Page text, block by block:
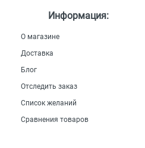
Информация:
О магазине
Доставка
Блог
Отследить заказ
Список желаний
Сравнения товаров